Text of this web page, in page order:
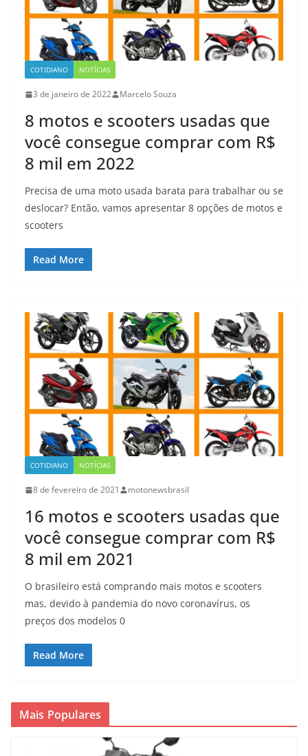
COTIDIANO NOTÍCIAS
3 de janeiro de 2022 Marcelo Souza
8 motos e scooters usadas que
você consegue comprar com R$
8 mil em 2022
Precisa de uma moto usada barata para trabalhar ou se
deslocar? Então, vamos apresentar 8 opções de motos e
scooters
Read More
COTIDIANO NOTÍCIAS
8 de fevereiro de 2021 motonewsbrasil
16 motos e scooters usadas que
você consegue comprar com R$
8 mil em 2021
O brasileiro está comprando mais motos e scooters
mas, devido à pandemia do novo coronavírus, os
preços dos modelos 0
Read More
Mais Populares